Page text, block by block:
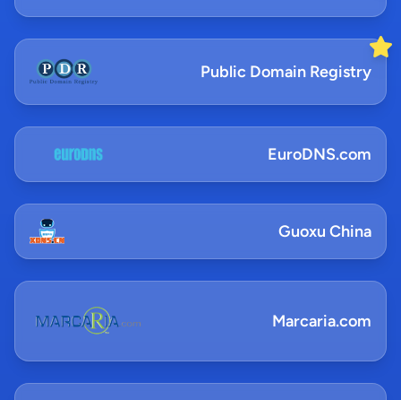
Public Domain Registry
EuroDNS.com
Guoxu China
Marcaria.com